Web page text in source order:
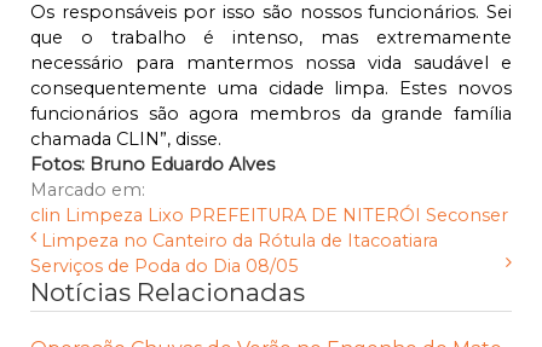
Os responsáveis por isso são nossos funcionários. Sei
que o trabalho é intenso, mas extremamente
necessário para mantermos nossa vida saudável e
consequentemente uma cidade limpa. Estes novos
funcionários são agora membros da grande família
chamada CLIN”, disse.
Fotos: Bruno Eduardo Alves
Marcado em:
clin Limpeza Lixo PREFEITURA DE NITERÓI Seconser
Limpeza no Canteiro da Rótula de Itacoatiara
Serviços de Poda do Dia 08/05
Notícias Relacionadas